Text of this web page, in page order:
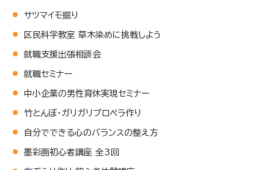
サツマイモ掘り
区民科学教室 草木染めに挑戦しよう
就職支援出張相談会
就職セミナー
中小企業の男性育休実現セミナー
竹とんぼ・ガリガリプロペラ作り
自分でできる心のバランスの整え方
墨彩画初心者講座 全3回